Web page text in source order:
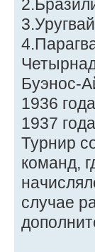
3.Уругвай
Буэнос-
1936
1937
Турнир
команд,
случае